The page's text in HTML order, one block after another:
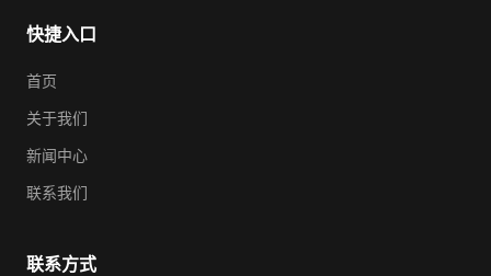
快捷入口
首页
关于我们
新闻中心
联系我们
联系方式